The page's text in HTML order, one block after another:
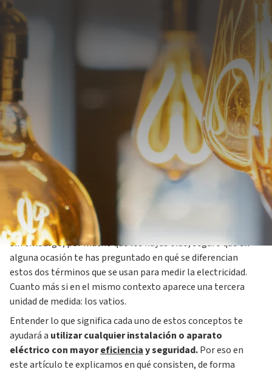
29 noviembre 2023
Voltios y amperios son dos conceptos que te encuentras con
frecuencia en tu día a día, por ejemplo, al cambiar una
bombilla o cuando se te descarga la batería del coche.
Sin embargo, por mucho que los hayas oído, seguro que en
alguna ocasión te has preguntado en qué se diferencian
estos dos términos que se usan para medir la electricidad.
Cuanto más si en el mismo contexto aparece una tercera
unidad de medida: los vatios.
Entender lo que significa cada uno de estos conceptos te
ayudará a utilizar cualquier instalación o aparato
eléctrico con mayoreficienciay seguridad.Por eso en
este artículo te explicamos en qué consisten, de forma